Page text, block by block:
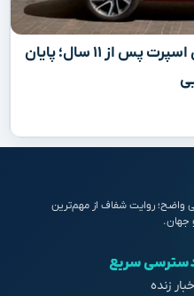
توقف تولید لندروور دیسکاوری اسپرت پس از ۱۱ سال؛ پایان
واضح؛ روایت شفاف از مهم‌ترین
جهان.
سریع
زنده